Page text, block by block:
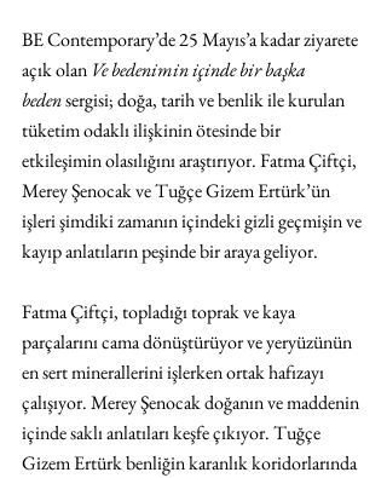
BE Contemporary’de 25 Mayıs’a kadar ziyarete
açık olan Ve bedenimin içinde bir başka
beden sergisi; doğa, tarih ve benlik ile kurulan
tüketim odaklı ilişkinin ötesinde bir
etkileşimin olasılığını araştırıyor. Fatma Çiftçi,
Merey Şenocak ve Tuğçe Gizem Ertürk’ün
işleri şimdiki zamanın içindeki gizli geçmişin ve
kayıp anlatıların peşinde bir araya geliyor.
Fatma Çiftçi, topladığı toprak ve kaya
parçalarını cama dönüştürüyor ve yeryüzünün
en sert minerallerini işlerken ortak hafızayı
çalışıyor. Merey Şenocak doğanın ve maddenin
içinde saklı anlatıları keşfe çıkıyor. Tuğçe
Gizem Ertürk benliğin karanlık koridorlarında